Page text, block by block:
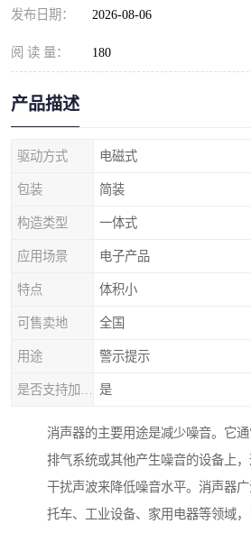
发布日期： 2026-08-06
阅 读 量： 180
产品描述
驱动方式 电磁式
包装 简装
构造类型 一体式
应用场景 电子产品
特点 体积小
可售卖地 全国
用途 警示提示
是
消声器的主要用途是减少噪音。它通
排气系统或其他产生噪音的设备上
干扰声波来降低噪音水平。消声器
托车、工业设备、家用电器等领域